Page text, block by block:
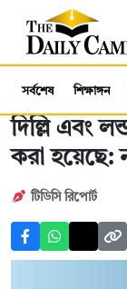
সর্বশেষ শিক্ষাঙ্গন
দিল্লি এবং
করা হয়েছে:
টিডিসি রিপোর্ট